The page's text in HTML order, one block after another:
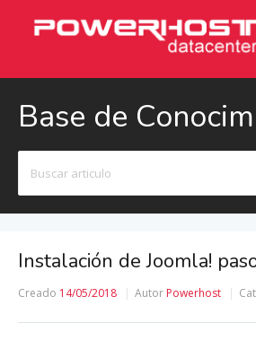
Base de
Instalación de Joomla!
Creado 14/05/2018 Autor Powerhost